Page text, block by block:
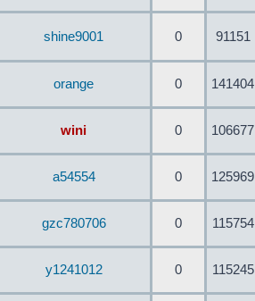
shine9001 0 91151
orange 0 141404
wini 0 106677
a54554 0 125969
gzc780706 0 115754
y1241012 0 115245